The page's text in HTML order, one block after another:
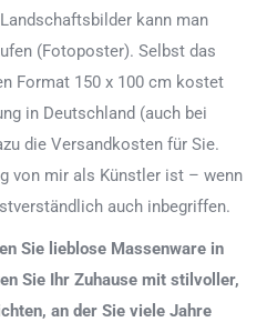
kann man
(Fotoposter). Selbst das
Format 150 x 100 cm kostet
in Deutschland (auch bei
die Versandkosten für Sie.
von mir als Künstler ist – wenn
auch inbegriffen.
Sie lieblose Massenware in
Sie Ihr Zuhause mit stilvoller,
an der Sie viele Jahre